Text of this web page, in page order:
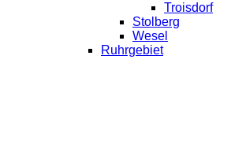
Troisdorf
Stolberg
Wesel
Ruhrgebiet